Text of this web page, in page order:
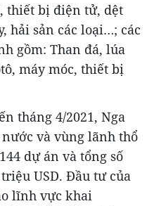
thiết bị điện tử, dệt
hải sản các loại…; các
gồm: Than đá, lúa
máy móc, thiết bị
tháng 4/2021, Nga
và vùng lãnh thổ
dự án và tổng số
USD. Đầu tư của
lĩnh vực khai